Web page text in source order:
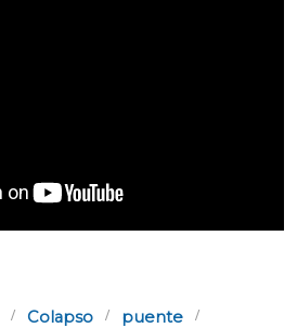
Colapso puente